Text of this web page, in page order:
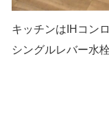
キッチンはIHコン
シングルレバー水